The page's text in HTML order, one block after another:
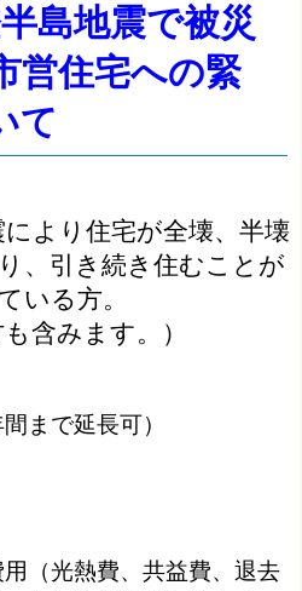
島地震で被災
営住宅への緊
て
より住宅が全壊、半壊
、引き続き住むことが
いる方。
含みます。）
まで延長可）
（光熱費、共益費、退去